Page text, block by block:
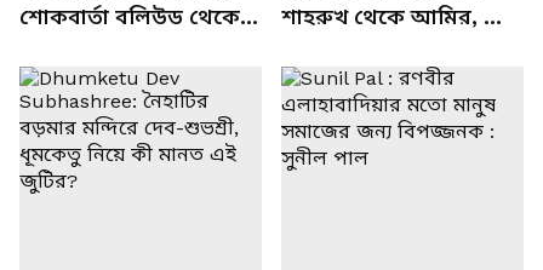
শোকবার্তা বলিউড থেকে
শাহরুখ থেকে আমির, কী